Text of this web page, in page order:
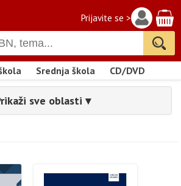
Prijavite se >
Srednja škola CD/DVD
sve oblasti ▾